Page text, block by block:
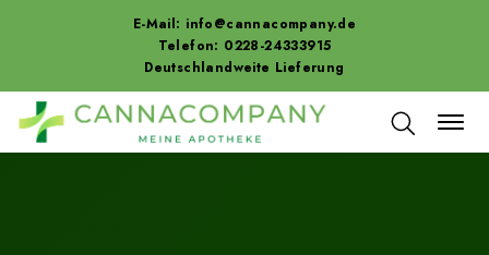
E-Mail: info@cannacompany.de
Telefon: 0228-24333915
Deutschlandweite Lieferung